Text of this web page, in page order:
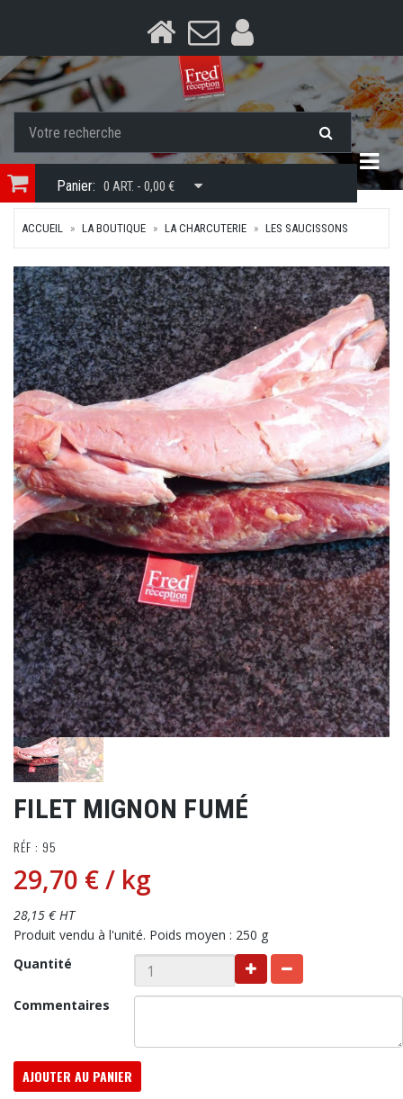
Panier: 0 ART. - 0,00 €
ACCUEIL LA BOUTIQUE LA CHARCUTERIE LES SAUCISSONS
FILET MIGNON FUMÉ
RÉF : 95
29,70 €/ kg
28,15 € HT
Produit vendu à l'unité. Poids moyen : 250 g
Quantité
Commentaires
AJOUTER AU PANIER